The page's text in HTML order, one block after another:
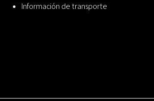
Información de transporte